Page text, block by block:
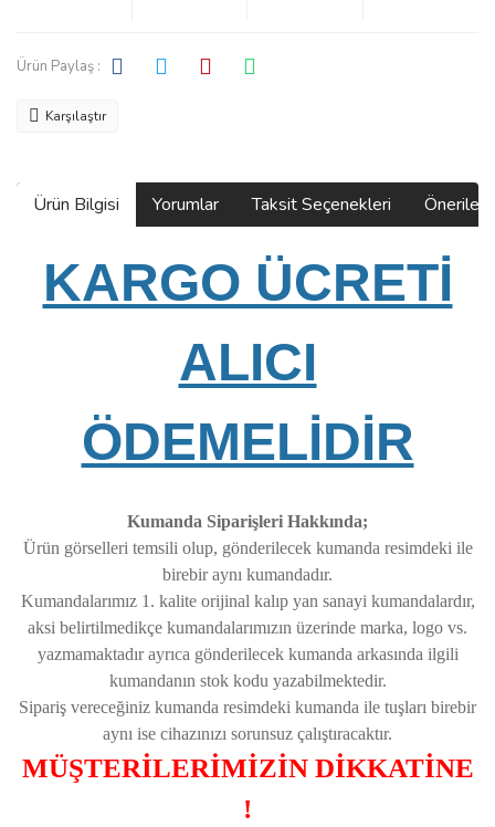
Ürün Paylaş :
Karşılaştır
Ürün Bilgisi Yorumlar Taksit Seçenekleri
KARGO ÜCRETİ
ALICI
ÖDEMELİDİR
Kumanda Siparişleri Hakkında;
Ürün görselleri temsili olup, gönderilecek kumanda resimdeki ile
birebir aynı kumandadır.
Kumandalarımız 1. kalite orijinal kalıp yan sanayi kumandalardır,
aksi belirtilmedikçe kumandalarımızın üzerinde marka, logo vs.
yazmamaktadır ayrıca gönderilecek kumanda arkasında ilgili
kumandanın stok kodu yazabilmektedir.
Sipariş vereceğiniz kumanda resimdeki kumanda ile tuşları birebir
aynı ise cihazınızı sorunsuz çalıştıracaktır.
MÜŞTERİLERİMİZİN DİKKATİNE
!